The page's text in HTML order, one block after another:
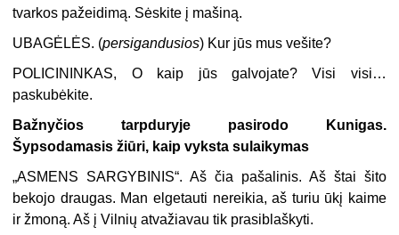
tvarkos pažeidimą. Sėskite į mašiną.
UBAGĖLĖS. (persigandusios) Kur jūs mus vešite?
POLICININKAS,
O kaip jūs galvojate? Visi visi…
paskubėkite.
Bažnyčios tarpduryje pasirodo Kunigas.
Šypsodamasis žiūri, kaip vyksta sulaikymas
„ASMENS SARGYBINIS“. Aš čia pašalinis. Aš štai šito
bekojo draugas. Man elgetauti nereikia, aš turiu ūkį kaime
ir žmoną. Aš į Vilnių atvažiavau tik prasiblaškyti.